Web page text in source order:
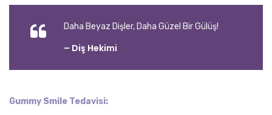
Daha Beyaz Dişler, Daha Güzel Bir Gülüş!
– Diş Hekimi
Gummy Smile Tedavisi: